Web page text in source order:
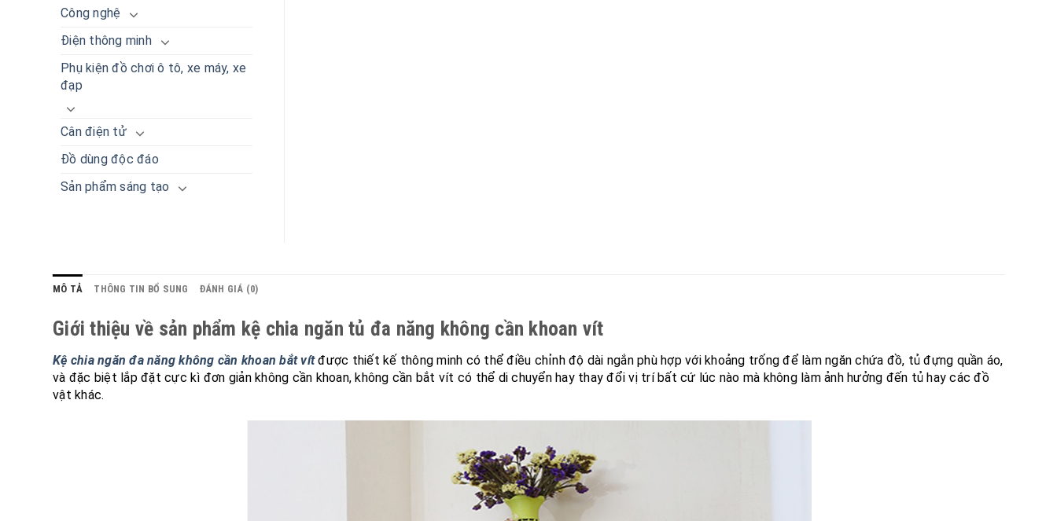
Công nghệ
Điện thông minh
Phụ kiện đồ chơi ô tô, xe máy, xe
đạp
Cân điện tử
Đồ dùng độc đáo
Sản phẩm sáng tạo
MÔ TẢ THÔNG TIN BỔ SUNG ĐÁNH GIÁ (0)
Giới thiệu về sản phẩm kệ chia ngăn tủ đa năng không cần khoan vít
Kệ chia ngăn đa năng không cần khoan bắt vítđược thiết kế thông minh có thể điều chỉnh độ dài ngắn phù hợp với khoảng trống để làm ngăn chứa đồ, tủ đựng quần áo,
và đặc biệt lắp đặt cực kì đơn giản không cần khoan, không cần bắt vít có thể di chuyển hay thay đổi vị trí bất cứ lúc nào mà không làm ảnh hưởng đến tủ hay các đồ
vật khác.